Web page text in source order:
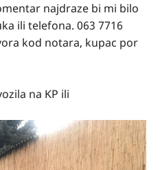
najdraze bi mi bilo
ili telefona. 063 7716
kod notara, kupac por
na KP ili